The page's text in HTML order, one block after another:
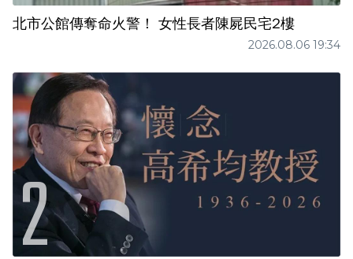
北市公館傳奪命火警！ 女性長者陳屍民宅2樓
2026.08.06 19:34